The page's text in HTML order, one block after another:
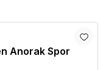
Anorak Spor